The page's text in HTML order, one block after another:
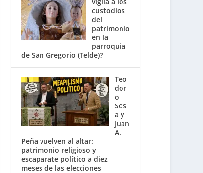
custodios
del
patrimonio
en la
parroquia
de San Gregorio (Telde)?
Teo
dor
o
Sos
a y
Juan
A.
Peña vuelven al altar:
patrimonio religioso y
escaparate político a diez
meses de las elecciones